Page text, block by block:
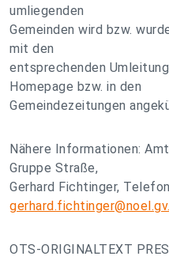
umliegenden
Gemeinden wird bzw.
mit den
entsprechenden
Homepage bzw. in den
Gemeindezeitungen
Nähere Informationen:
Gruppe Straße,
Gerhard Fichtinger,
OTS-ORIGINALTEXT